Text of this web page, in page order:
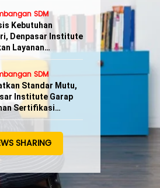
SDM
Kebutuhan
Denpasar Institute
Layanan
Mutu Lembaga
SDM
Standar Mutu,
Institute Garap
Sertifikasi
dan Profesional
SHARING